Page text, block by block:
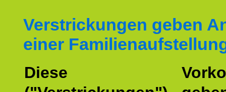
Verstrickungen geben
einer
Diese